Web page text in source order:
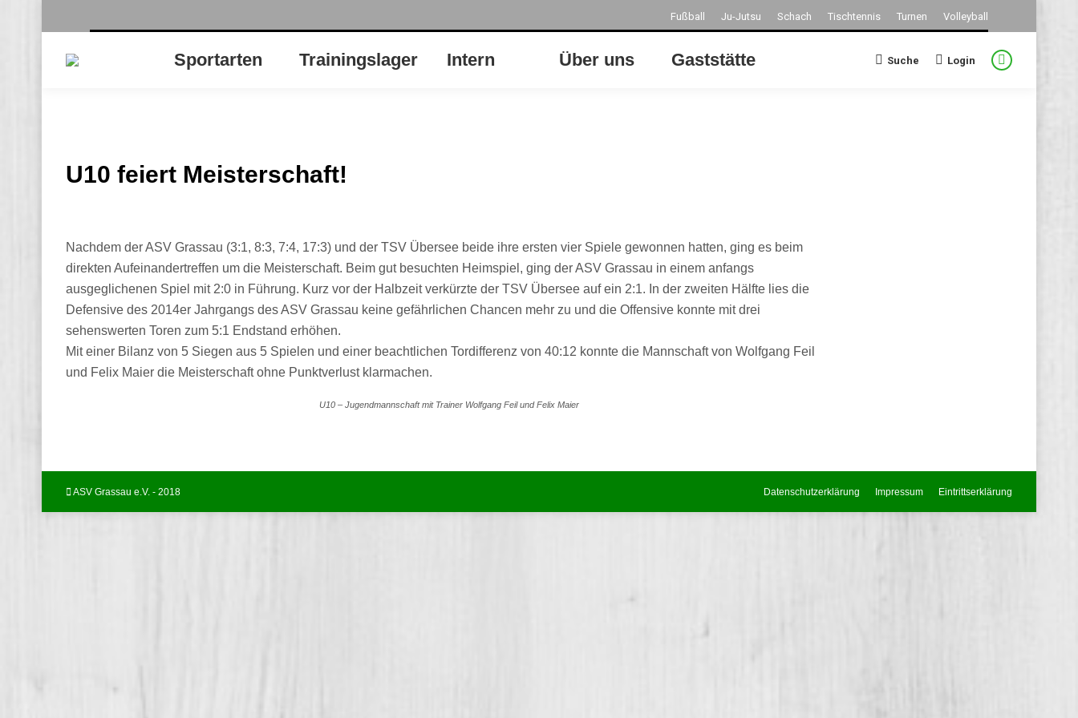
Fußball Ju-Jutsu Schach Tischtennis Turnen Volleyball
Sportarten Trainingslager Intern Über uns Gaststätte Search:
Suche Login
Facebook
U10 feiert Meisterschaft!
Nachdem der ASV Grassau (3:1, 8:3, 7:4, 17:3) und der TSV Übersee beide ihre ersten vier Spiele gewonnen hatten, ging es beim
direkten Aufeinandertreffen um die Meisterschaft. Beim gut besuchten Heimspiel, ging der ASV Grassau in einem anfangs
ausgeglichenen Spiel mit 2:0 in Führung. Kurz vor der Halbzeit verkürzte der TSV Übersee auf ein 2:1. In der zweiten Hälfte lies die
Defensive des 2014er Jahrgangs des ASV Grassau keine gefährlichen Chancen mehr zu und die Offensive konnte mit drei
sehenswerten Toren zum 5:1 Endstand erhöhen.
Mit einer Bilanz von 5 Siegen aus 5 Spielen und einer beachtlichen Tordifferenz von 40:12 konnte die Mannschaft von Wolfgang Feil
und Felix Maier die Meisterschaft ohne Punktverlust klarmachen.
U10 – Jugendmannschaft mit Trainer Wolfgang Feil und Felix Maier
ASV Grassau e.V. - 2018 Datenschutzerklärung Impressum Eintrittserklärung